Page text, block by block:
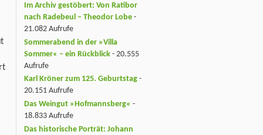
Im Archiv gestöbert: Von Ratibor
nach Radebeul – Theodor Lobe -
21.082 Aufrufe
Sommerabend in der »Villa
Sommer« – ein Rückblick - 20.555
Aufrufe
Karl Kröner zum 125. Geburtstag -
20.151 Aufrufe
Das Weingut »Hofmannsberg« -
18.833 Aufrufe
Das historische Porträt: Johann